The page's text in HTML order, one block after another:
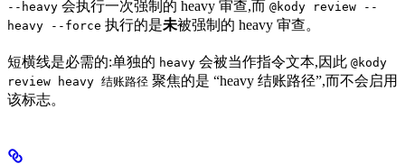
--heavy 会执行一次强制的 heavy 审查,而 @kody review --
heavy --force 执行的是未被强制的 heavy 审查。
短横线是必需的:单独的 heavy 会被当作指令文本,因此 @kody
review heavy 结账路径 聚焦的是 “heavy 结账路径”,而不会启用
该标志。